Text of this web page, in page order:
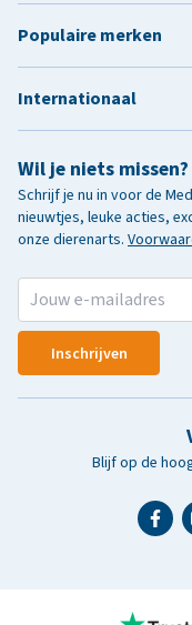
Wil je niets missen?
Schrijf je nu in voor de
nieuwtjes, leuke acties,
onze dierenarts.
Inschrijven
Blijf op de
Populaire merken
Internationaal